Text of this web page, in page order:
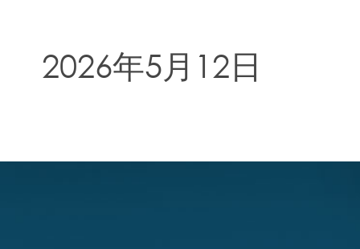
2026年5月12日